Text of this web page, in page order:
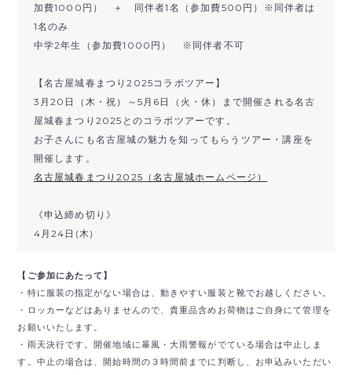
加費1000円） ＋ 同伴者1名（参加費500円）※同伴者は
1名のみ
中学2年生（参加費1000円） ※同伴者不可
【名古屋城春まつり2025コラボツアー】
3月20日（木・祝）～5月6日（火・休）まで開催される名古
屋城春まつり2025とのコラボツアーです。
お子さんにも名古屋城の魅力を知ってもらうツアー・講座を
開催します。
名古屋城春まつり2025（名古屋城ホームページ）
《申込締め切り》
4月24日(木)
【ご参加にあたって】
・特に服装の指定がない場合は、動きやすい服装と靴でお越しください。
・ロッカーなどはありませんので、貴重品含めお荷物はご自身にて管理を
お願いいたします。
・雨天決行です。開催地域に暴風・大雨警報がでている場合は中止しま
す。中止の場合は、開始時間の３時間前までに判断し、お申込みいただい